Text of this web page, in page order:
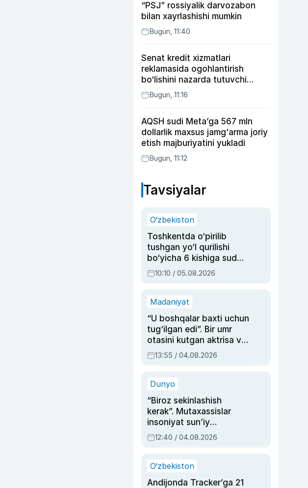
“PSJ” rossiyalik darvozabon
bilan xayrlashishi mumkin
Bugun, 11:40
Senat kredit xizmatlari
reklamasida ogohlantirish
bo‘lishini nazarda tutuvchi
qonunni ma’qulladi
Bugun, 11:16
AQSH sudi Meta’ga 567 mln
dollarlik maxsus jamg‘arma joriy
etish majburiyatini yukladi
Bugun, 11:12
Tavsiyalar
O‘zbekiston
Toshkentda o‘pirilib
tushgan yo‘l qurilishi
bo‘yicha 6 kishiga sud
hukmi o‘qildi
10:10 / 05.08.2026
Madaniyat
“U boshqalar baxti uchun
tug‘ilgan edi”. Bir umr
otasini kutgan aktrisa va
dublyaj ustasi Rimma
Ahmedovaning
13:55 / 04.08.2026
Dunyo
“Biroz sekinlashish
kerak”. Mutaxassislar
insoniyat sun’iy
intellektni boshqara
olmay qolishidan xavotir
12:40 / 04.08.2026
O‘zbekiston
Andijonda Tracker’ga 21